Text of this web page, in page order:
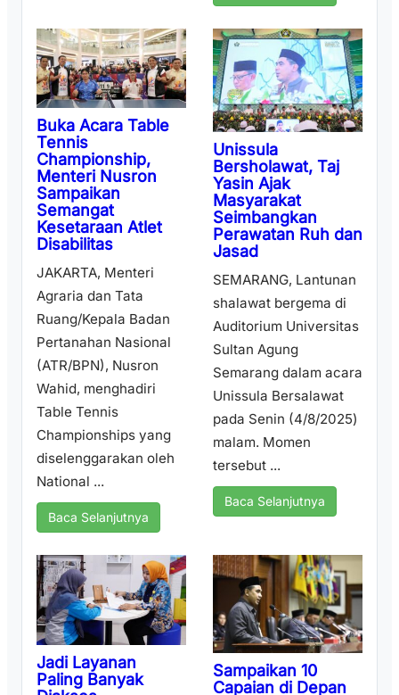
Buka Acara Table
Tennis
Championship,
Menteri Nusron
Sampaikan
Semangat
Kesetaraan Atlet
Disabilitas
JAKARTA, Menteri
Agraria dan Tata
Ruang/Kepala Badan
Pertanahan Nasional
(ATR/BPN), Nusron
Wahid, menghadiri
Table Tennis
Championships yang
diselenggarakan oleh
National ...
Baca Selanjutnya
Unissula
Bersholawat, Taj
Yasin Ajak
Masyarakat
Seimbangkan
Perawatan Ruh dan
Jasad
SEMARANG, Lantunan
shalawat bergema di
Auditorium Universitas
Sultan Agung
Semarang dalam acara
Unissula Bersalawat
pada Senin (4/8/2025)
malam. Momen
tersebut ...
Baca Selanjutnya
Jadi Layanan
Paling Banyak
Sampaikan 10
Capaian di Depan